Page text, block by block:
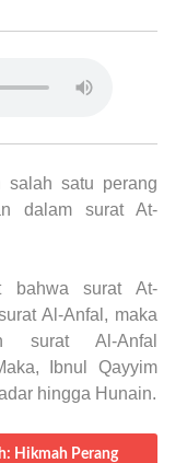
salah satu perang
dalam surat At-
bahwa surat At-
Al-Anfal, maka
surat Al-Anfal
Ibnul Qayyim
hingga Hunain.
Hikmah Perang